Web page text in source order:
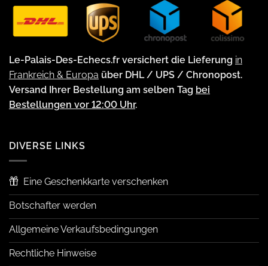
Le-Palais-Des-Echecs.fr versichert die Lieferung in
Frankreich & Europa über DHL / UPS / Chronopost.
Versand Ihrer Bestellung am selben Tag bei
Bestellungen vor 12:00 Uhr.
DIVERSE LINKS
Eine Geschenkkarte verschenken
Botschafter werden
Allgemeine Verkaufsbedingungen
Rechtliche Hinweise